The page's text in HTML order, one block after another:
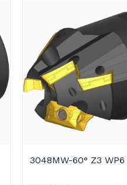
3048MW-60° Z3 WP6